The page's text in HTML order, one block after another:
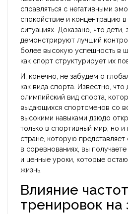
справляться с негативными
спокойствие и концентрацию
ситуациях. Доказано, что
демонстрируют лучший
более высокую успешность в
как спорт структурирует их
И, конечно, не забудем о
как вида спорта. Известно,
олимпийский вид спорта,
выдающихся спортсменов со
высокими навыками дзюдо
только в спортивный мир, но и
стране, которую
в соревнованиях, вы
и ценные уроки, которые
жизнь.
Влияние
тренировок на